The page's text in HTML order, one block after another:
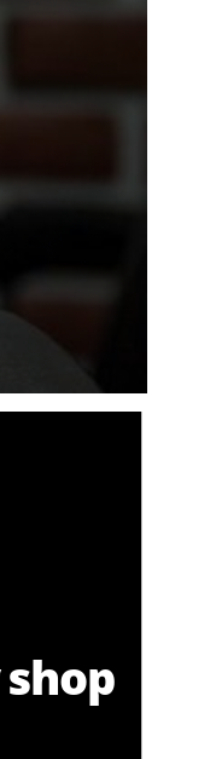
shop